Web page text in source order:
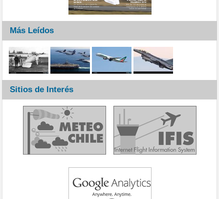
Más Leídos
Sitios de Interés